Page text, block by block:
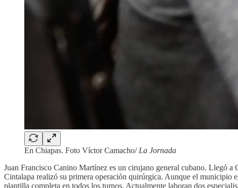
En Chiapas. Foto Víctor Camacho/ La Jornada
Juan Francisco Canino Martínez es un cirujano general cubano. Llegó a
Cintalapa realizó su primera operación quirúrgica. Aunque el municipio
plantilla completa en todos los turnos. Actualmente laboran dos